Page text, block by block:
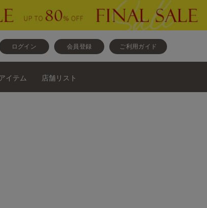
ログイン 会員登録 ご利用ガイド
イテム 店舗リスト